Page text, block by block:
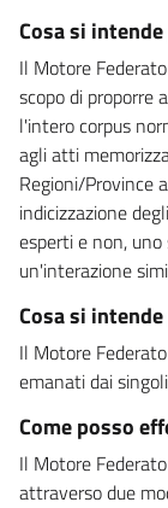
Cosa si
Il Motore
scopo di proporre
l'intero corpus
agli atti
Regioni/Province
indicizzazione
esperti e non,
un'interazione
Cosa si
Il Motore
emanati dai
Come posso
Il Motore
attraverso due